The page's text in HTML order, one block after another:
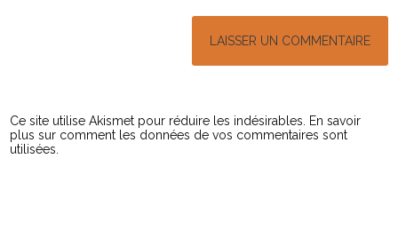
Ce site utilise Akismet pour réduire les indésirables. En savoir
plus sur comment les données de vos commentaires sont
utilisées.